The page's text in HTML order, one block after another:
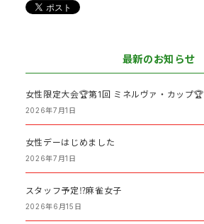
最新のお知らせ
女性限定大会🏆第1回 ミネルヴァ・カップ🏆
2026年7月1日
女性デーはじめました
2026年7月1日
スタッフ予定⁉️麻雀女子
2026年6月15日